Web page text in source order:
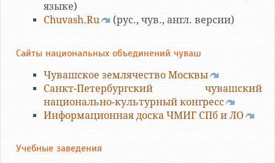
языке)
Chuvash.Ru
(рус., чув., англ. версии)
Сайты национальных объединений чуваш
Чувашское землячество Москвы
Санкт-Петербургский чувашский
национально-культурный конгресс
Информационная доска ЧМИГ СПб и ЛО
Учебные заведения